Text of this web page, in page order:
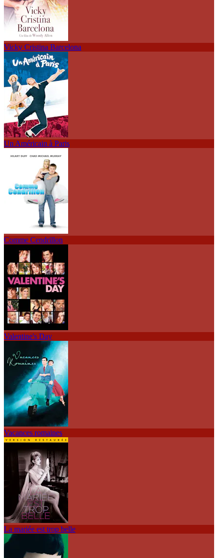
Vicky Cristina Barcelona
Un Américain à Paris
Comme Cendrillon
Valentine's Day
Vacances romaines
La mariée est trop belle